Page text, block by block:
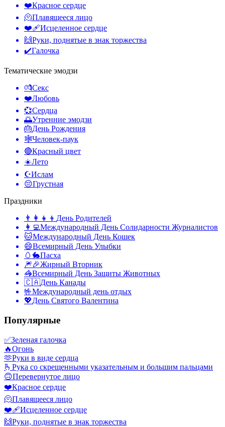
❤️Красное сердце
🫠Плавящееся лицо
❤️‍🩹Исцеленное сердце
🙌Руки, поднятые в знак торжества
✔️Галочка
Тематические эмодзи
💏Секс
❤️Любовь
💞Сердца
🌅Утренние эмодзи
🎂День Рождения
🕸️Человек-паук
🔴Красный цвет
☀️Лето
☪️Ислам
😔Грустная
Праздники
👨‍👩‍👧‍👦 День Родителей
👩‍💻Международный День Солидарности Журналистов
🐱Международный День Кошек
😄Всемирный День Улыбки
🥚🐇Пасха
🎆🎉Жирный Вторник
🦓Всемирный День Защиты Животных
🇨🇦День Канады
🤟Международный день отдых
💖День Святого Валентина
Популярные
✅Зеленая галочка
🔥Огонь
🫶Руки в виде сердца
🫰 Рука со скрещенными указательным и большим пальцами
🙃Перевернутое лицо
❤️Красное сердце
🫠Плавящееся лицо
❤️‍🩹Исцеленное сердце
🙌Руки, поднятые в знак торжества